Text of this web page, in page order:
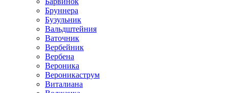
Бруннера
Бузульник
Вальдштейния
Ваточник
Вербейник
Вербена
Вероника
Вероникаструм
Виталиана